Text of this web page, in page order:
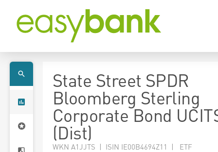
State Street SPDR
Bloomberg Sterling
Corporate Bond
(Dist)
WKN A1JJTS | ISIN IE00B4694Z11 | ETF